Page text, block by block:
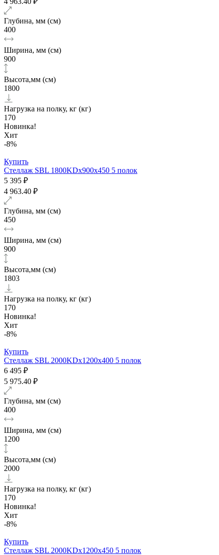
Глубина, мм (см)
400
Ширина, мм (см)
900
Высота,мм (см)
1800
Нагрузка на полку, кг (кг)
170
Новинка!
Хит
-8%
Купить
Стеллаж SBL 1800KDх900x450 5 полок
5 395 ₽
4 963.40 ₽
Глубина, мм (см)
450
Ширина, мм (см)
900
Высота,мм (см)
1803
Нагрузка на полку, кг (кг)
170
Новинка!
Хит
-8%
Купить
Стеллаж SBL 2000KDх1200x400 5 полок
6 495 ₽
5 975.40 ₽
Глубина, мм (см)
400
Ширина, мм (см)
1200
Высота,мм (см)
2000
Нагрузка на полку, кг (кг)
170
Новинка!
Хит
-8%
Купить
Стеллаж SBL 2000KDх1200x450 5 полок